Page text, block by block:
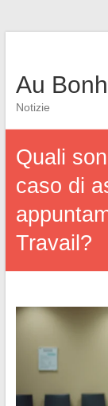
Au
Notizie
Quali
caso di
Travail?